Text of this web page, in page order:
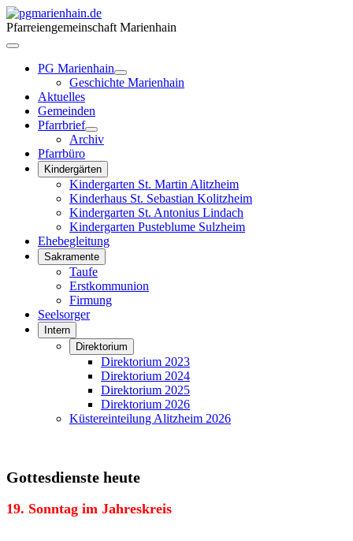
Pfarreiengemeinschaft Marienhain
PG Marienhain
Geschichte Marienhain
Aktuelles
Gemeinden
Pfarrbrief
Archiv
Pfarrbüro
Kindergärten
Kindergarten St. Martin Alitzheim
Kinderhaus St. Sebastian Kolitzheim
Kindergarten St. Antonius Lindach
Kindergarten Pusteblume Sulzheim
Ehebegleitung
Sakramente
Taufe
Erstkommunion
Firmung
Seelsorger
Intern
Direktorium
Direktorium 2023
Direktorium 2024
Direktorium 2025
Direktorium 2026
Küstereinteilung Alitzheim 2026
Gottesdienste heute
19. Sonntag im Jahreskreis